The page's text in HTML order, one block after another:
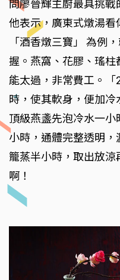
問廖晉輝主廚最具挑戰
他表示，廣東式燉湯看
「酒香燉三寶」 為例
握。燕窩、花膠、瑤
能太過，非常費工。
時，使其軟身，便加
頂級燕盞先泡冷水一
小時，通體完整透明
籠蒸半小時，取出放
啊！